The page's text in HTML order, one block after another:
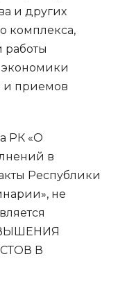
и других
комплекса,
экономики
и приемов
РК «О
в
Республики
не
В